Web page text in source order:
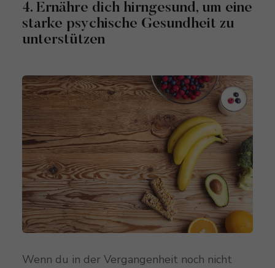
4. Ernähre dich hirngesund, um eine
starke psychische Gesundheit zu
unterstützen
Wenn du in der Vergangenheit noch nicht